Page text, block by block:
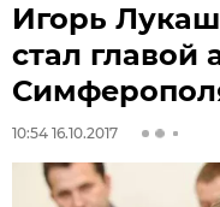
Игорь
стал главой
10:54 16.10.2017